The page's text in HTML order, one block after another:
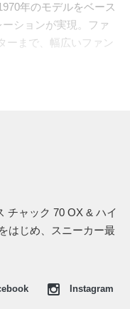
年のモデルをベース
ションが実現。ファ
ーまで、幅広いファン
と"LOW”がライン
報告したい。
チャック 70 OX & ハイ
はじめ、スニーカー最
Instagram